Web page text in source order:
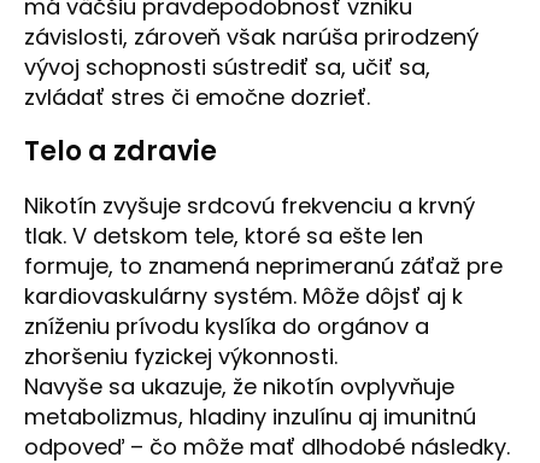
má väčšiu pravdepodobnosť vzniku
závislosti, zároveň však narúša prirodzený
vývoj schopnosti sústrediť sa, učiť sa,
zvládať stres či emočne dozrieť.
Telo a zdravie
Nikotín zvyšuje srdcovú frekvenciu a krvný
tlak. V detskom tele, ktoré sa ešte len
formuje, to znamená neprimeranú záťaž pre
kardiovaskulárny systém. Môže dôjsť aj k
zníženiu prívodu kyslíka do orgánov a
zhoršeniu fyzickej výkonnosti.
Navyše sa ukazuje, že nikotín ovplyvňuje
metabolizmus, hladiny inzulínu aj imunitnú
odpoveď – čo môže mať dlhodobé následky.